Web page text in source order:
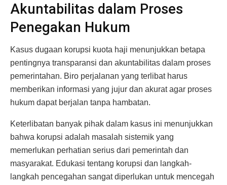
Akuntabilitas dalam Proses
Penegakan Hukum
Kasus dugaan korupsi kuota haji menunjukkan betapa
pentingnya transparansi dan akuntabilitas dalam proses
pemerintahan. Biro perjalanan yang terlibat harus
memberikan informasi yang jujur dan akurat agar proses
hukum dapat berjalan tanpa hambatan.
Keterlibatan banyak pihak dalam kasus ini menunjukkan
bahwa korupsi adalah masalah sistemik yang
memerlukan perhatian serius dari pemerintah dan
masyarakat. Edukasi tentang korupsi dan langkah-
langkah pencegahan sangat diperlukan untuk mencegah